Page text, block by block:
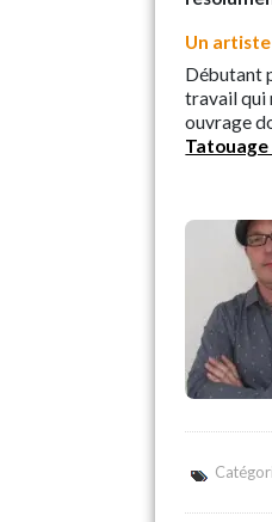
Un
Débutant
travail qui
ouvrage
Tatouage